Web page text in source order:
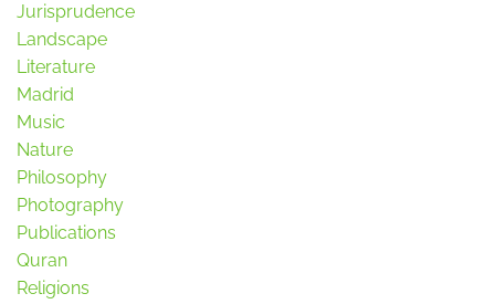
Jurisprudence
Landscape
Literature
Madrid
Music
Nature
Philosophy
Photography
Publications
Quran
Religions